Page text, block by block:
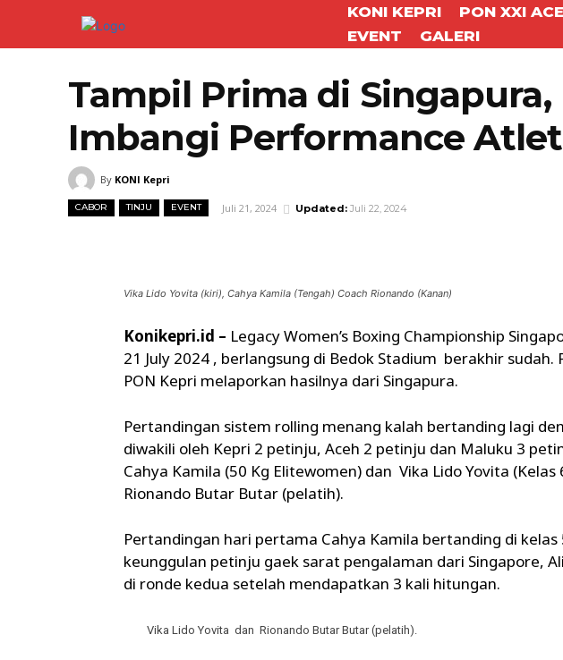
KONI KEPRI PON XXI
EVENT
GALERI
Tampil Prima di
Imbangi Performance
By KONI Kepri
CABOR TINJU EVENT Juli 21, 2024 Updated: Juli 22, 2024
Vika Lido Yovita (kiri), Cahya Kamila (Tengah) Coach Rionando (Kanan)
Konikepri.id – Legacy Women’s Boxing Championship
21 July 2024 , berlangsung di Bedok Stadium berakhir
PON Kepri melaporkan hasilnya dari Singapura.
Pertandingan sistem rolling menang kalah bertanding lagi
diwakili oleh Kepri 2 petinju, Aceh 2 petinju dan Maluku 3
Cahya Kamila (50 Kg Elitewomen) dan Vika Lido Yovita
Rionando Butar Butar (pelatih).
Pertandingan hari pertama Cahya Kamila bertanding di kelas
keunggulan petinju gaek sarat pengalaman dari Singapore,
di ronde kedua setelah mendapatkan 3 kali hitungan.
Vika Lido Yovita dan Rionando Butar Butar (pelatih).